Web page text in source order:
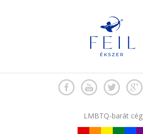
LMBTQ-barát cég